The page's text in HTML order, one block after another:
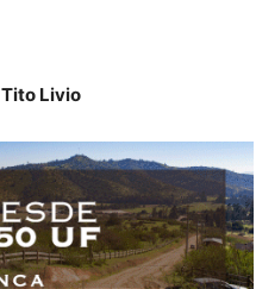
Tito Livio